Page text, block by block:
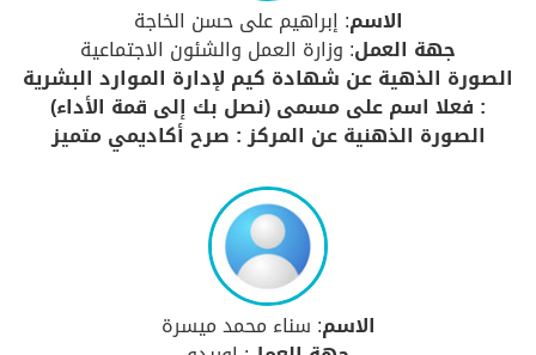
الاسم: إبراهيم على حسن الخاجة
جهة العمل: وزارة العمل والشئون الاجتماعية
الصورة الذهية عن شهادة كيم لإدارة الموارد البشرية
: فعلا اسم على مسمى (نصل بك إلى قمة الأداء)
الصورة الذهنية عن المركز : صرح أكاديمي متميز
الاسم: سناء محمد ميسرة